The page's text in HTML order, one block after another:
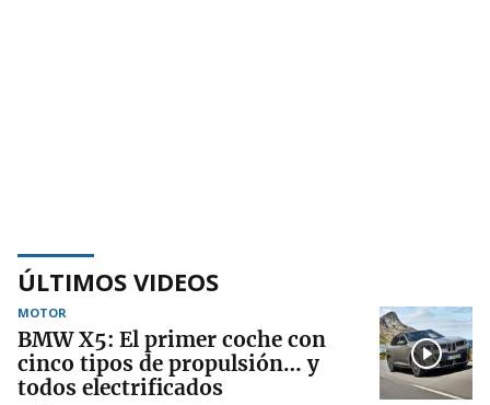
ÚLTIMOS VIDEOS
MOTOR
BMW X5: El primer coche con
cinco tipos de propulsión… y
todos electrificados